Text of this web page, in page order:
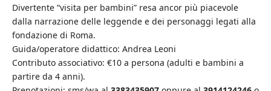
Divertente “visita per bambini” resa ancor più piacevole
dalla narrazione delle leggende e dei personaggi legati alla
fondazione di Roma.
Guida/operatore didattico: Andrea Leoni
Contributo associativo: €10 a persona (adulti e bambini a
partire da 4 anni).